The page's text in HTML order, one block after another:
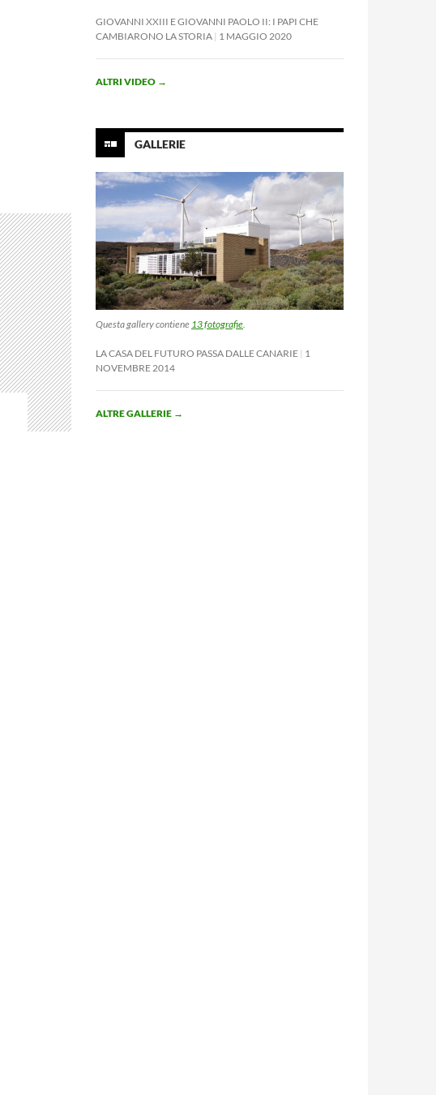
GIOVANNI XXIII E GIOVANNI PAOLO II: I PAPI CHE
CAMBIARONO LA STORIA 1 MAGGIO 2020
ALTRI VIDEO →
GALLERIE
Questa gallery contiene 13 fotografie.
LA CASA DEL FUTURO PASSA DALLE CANARIE 1
NOVEMBRE 2014
ALTRE GALLERIE →